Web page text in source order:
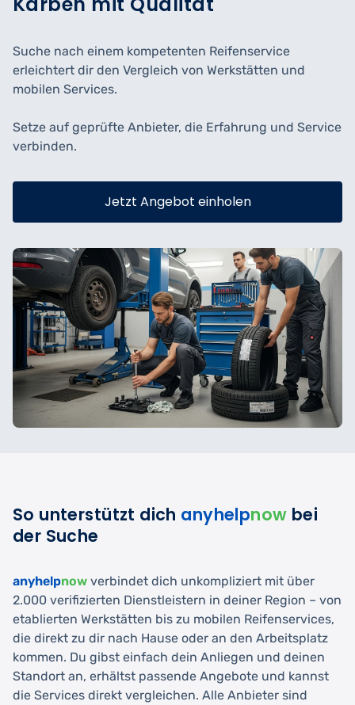
Suche nach einem kompetenten Reifenservice
erleichtert dir den Vergleich von Werkstätten und
mobilen Services.
Setze auf geprüfte Anbieter, die Erfahrung und Service
verbinden.
Jetzt Angebot einholen
So unterstützt dich anyhelpnow bei
der Suche
anyhelpnow verbindet dich unkompliziert mit über
2.000 verifizierten Dienstleistern in deiner Region – von
etablierten Werkstätten bis zu mobilen Reifenservices,
die direkt zu dir nach Hause oder an den Arbeitsplatz
kommen. Du gibst einfach dein Anliegen und deinen
Standort an, erhältst passende Angebote und kannst
die Services direkt vergleichen. Alle Anbieter sind